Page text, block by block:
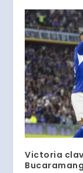
Victoria